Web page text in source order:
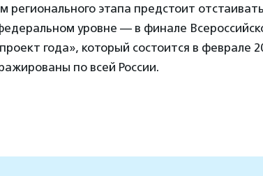
регионального этапа предстоит
уровне — в финале
года», который состоится в феврале
по всей России.